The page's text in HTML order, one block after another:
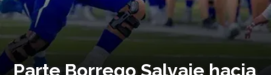
Parte Borrego Salvaje hacia